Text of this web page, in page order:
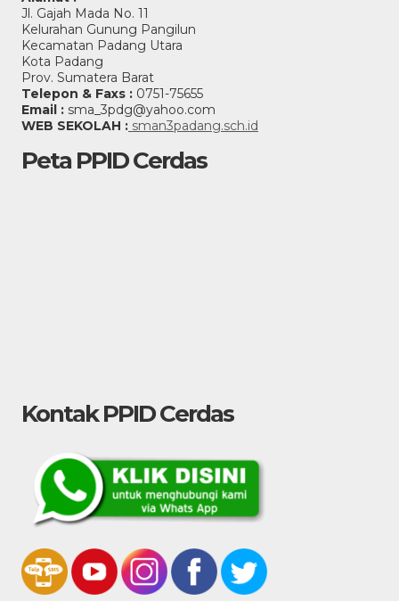
Jl. Gajah Mada No. 11
Kelurahan Gunung Pangilun
Kecamatan Padang Utara
Kota Padang
Prov. Sumatera Barat
Telepon & Faxs : 0751-75655
Email : sma_3pdg@yahoo.com
WEB SEKOLAH : sman3padang.sch.id
Peta PPID Cerdas
Kontak PPID Cerdas